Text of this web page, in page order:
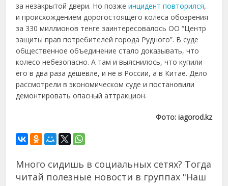
за незакрытой двери. Но позжеинцидент повторился,
и происхождением дорогостоящего колеса обозрения
за 330 миллионов тенге заинтересовалось ОО “Центр
защиты прав потребителей города Рудного”. В суде
общественное объединение стало доказывать, что
колесо небезопасно. А там и выяснилось, что купили
его в два раза дешевле, и не в России, а в Китае. Дело
рассмотрели в экономическом суде и постановили
демонтировать опасный аттракцион.
Фото: iagorod.kz
Много сидишь в социальных сетях? Тогда
читай полезные новости в группах "Наш